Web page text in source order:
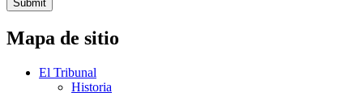
Submit
Mapa de sitio
El Tribunal
Historia